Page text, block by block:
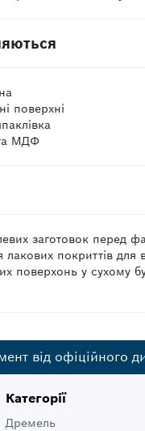
поверхні
МДФ
заготовок перед
покриттів для
поверхонь у сухому
від офіційного
Категорії
Дремель